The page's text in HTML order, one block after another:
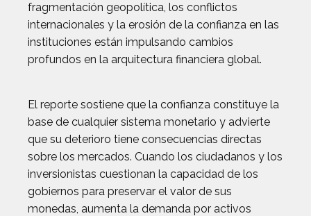
fragmentación geopolítica, los conflictos
internacionales y la erosión de la confianza en las
instituciones están impulsando cambios
profundos en la arquitectura financiera global.
El reporte sostiene que la confianza constituye la
base de cualquier sistema monetario y advierte
que su deterioro tiene consecuencias directas
sobre los mercados. Cuando los ciudadanos y los
inversionistas cuestionan la capacidad de los
gobiernos para preservar el valor de sus
monedas, aumenta la demanda por activos